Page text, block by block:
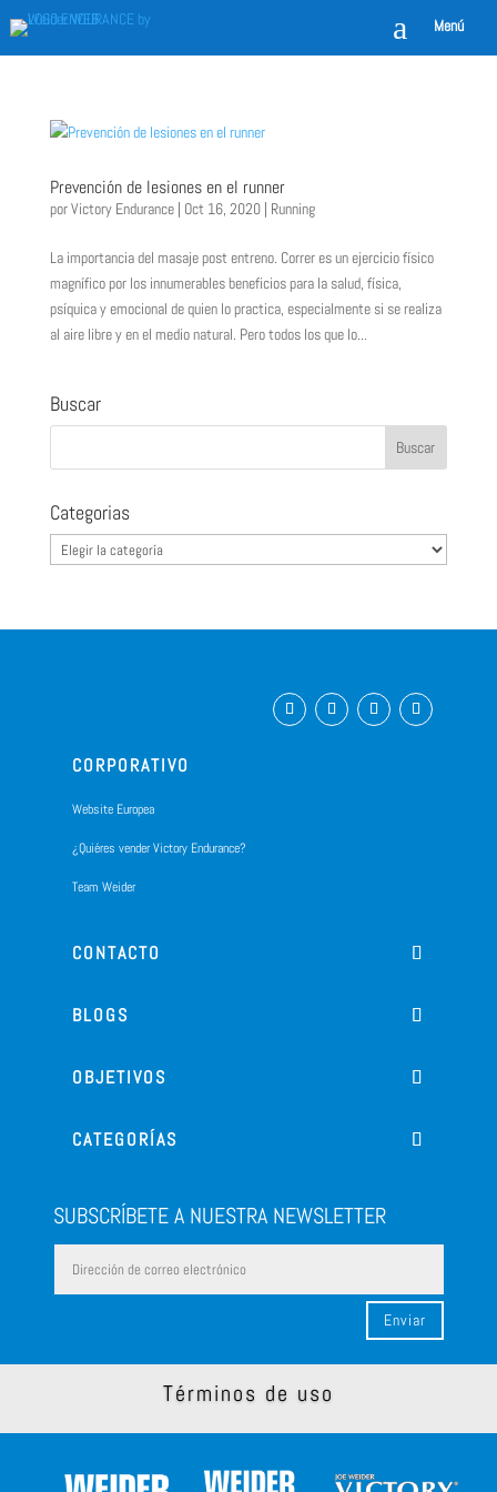
a Menú
Prevención de lesiones en el runner
porVictory Endurance| Oct 16, 2020| Running
La importancia del masaje post entreno. Correr es un ejercicio físico
magnífico por los innumerables beneficios para la salud, física,
psíquica y emocional de quien lo practica, especialmente si se realiza
al aire libre y en el medio natural. Pero todos los que lo...
Buscar
Categorias
Categorias
CORPORATIVO
Website Europea
¿Quiéres vender Victory Endurance?
Team Weider
CONTACTO
BLOGS
OBJETIVOS
CATEGORÍAS
SUBSCRÍBETE A NUESTRA NEWSLETTER
Enviar
Términos de uso